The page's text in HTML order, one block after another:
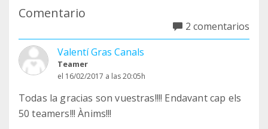
Comentario
2 comentarios
Valentí Gras Canals
Teamer
el 16/02/2017 a las 20:05h
Todas la gracias son vuestras!!!! Endavant cap els
50 teamers!!! Ànims!!!